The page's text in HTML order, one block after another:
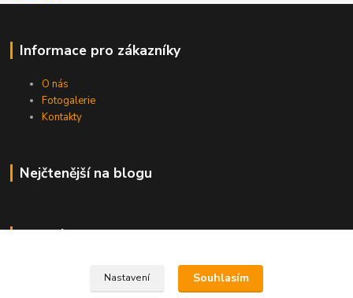
Informace pro zákazníky
O nás
Fotogalerie
Kontakty
Nejčtenější na blogu
Kde nás najdete
Nastavení Souhlasím